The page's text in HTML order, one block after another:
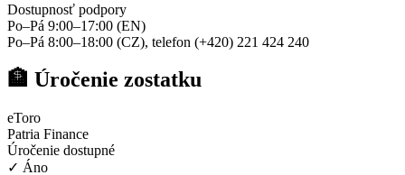
Dostupnosť podpory
Po–Pá 9:00–17:00 (EN)
Po–Pá 8:00–18:00 (CZ), telefon (+420) 221 424 240
🏦 Úročenie zostatku
eToro
Patria Finance
Úročenie dostupné
✓ Áno